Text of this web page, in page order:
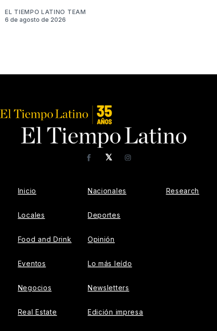
EL TIEMPO LATINO TEAM
6 de agosto de 2026
𝕏
FacebookInstagram
Inicio
Locales
Food and Drink
Eventos
Negocios
Real Estate
Nacionales
Deportes
Opinión
Lo más leído
Newsletters
Edición impresa
Research